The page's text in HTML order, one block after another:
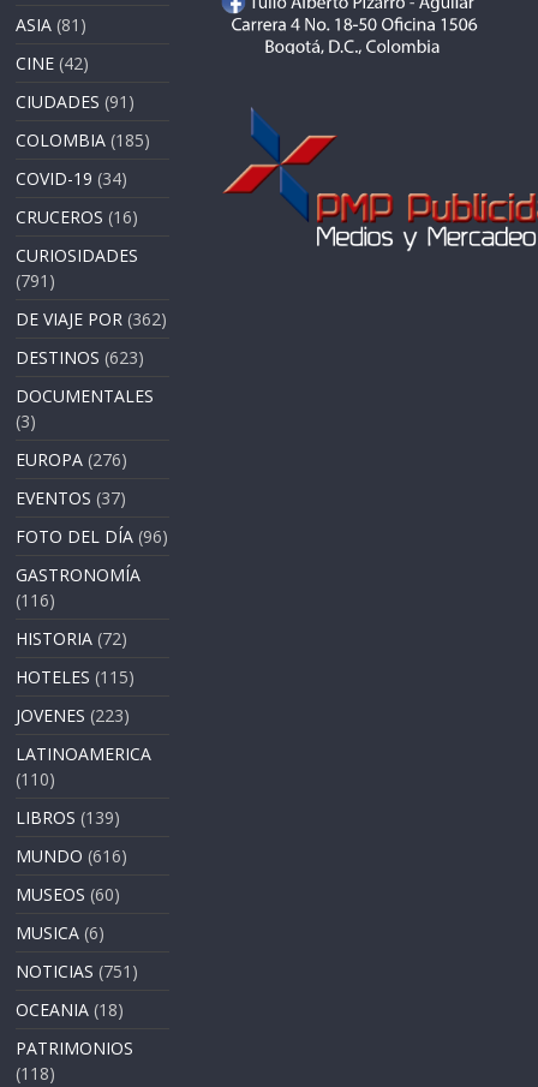
ASIA (81)
CINE (42)
CIUDADES (91)
COLOMBIA (185)
COVID-19 (34)
CRUCEROS (16)
CURIOSIDADES
(791)
DE VIAJE POR (362)
DESTINOS (623)
DOCUMENTALES
(3)
EUROPA (276)
EVENTOS (37)
FOTO DEL DÍA (96)
GASTRONOMÍA
(116)
HISTORIA (72)
HOTELES (115)
JOVENES (223)
LATINOAMERICA
(110)
LIBROS (139)
MUNDO (616)
MUSEOS (60)
MUSICA (6)
NOTICIAS (751)
OCEANIA (18)
PATRIMONIOS
(118)